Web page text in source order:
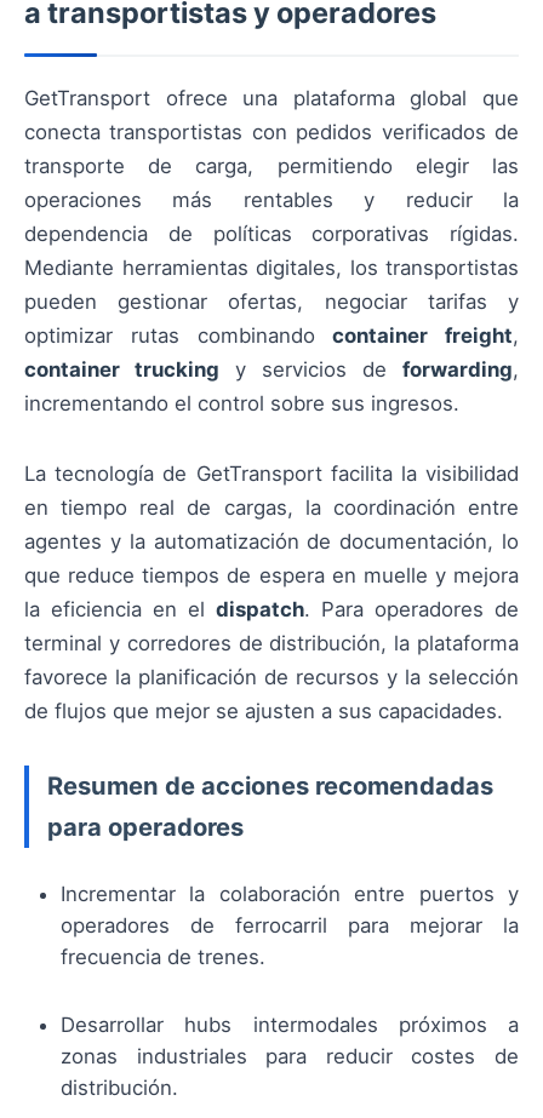
a transportistas y operadores
GetTransport ofrece una plataforma global que
conecta transportistas con pedidos verificados de
transporte de carga, permitiendo elegir las
operaciones más rentables y reducir la
dependencia de políticas corporativas rígidas.
Mediante herramientas digitales, los transportistas
pueden gestionar ofertas, negociar tarifas y
optimizar rutas combinandocontainer freight,
container trucking y servicios de forwarding,
incrementando el control sobre sus ingresos.
La tecnología de GetTransport facilita la visibilidad
en tiempo real de cargas, la coordinación entre
agentes y la automatización de documentación, lo
que reduce tiempos de espera en muelle y mejora
la eficiencia en el dispatch. Para operadores de
terminal y corredores de distribución, la plataforma
favorece la planificación de recursos y la selección
de flujos que mejor se ajusten a sus capacidades.
Resumen de acciones recomendadas
para operadores
Incrementar la colaboración entre puertos y
operadores de ferrocarril para mejorar la
frecuencia de trenes.
Desarrollar hubs intermodales próximos a
zonas industriales para reducir costes de
distribución.